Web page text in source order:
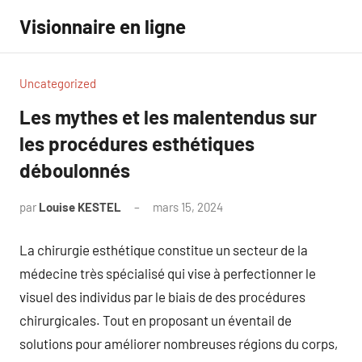
contenu
Visionnaire en ligne
Uncategorized
Les mythes et les malentendus sur
les procédures esthétiques
déboulonnés
par Louise KESTEL mars 15, 2024
La chirurgie esthétique constitue un secteur de la
médecine très spécialisé qui vise à perfectionner le
visuel des individus par le biais de des procédures
chirurgicales. Tout en proposant un éventail de
solutions pour améliorer nombreuses régions du corps,